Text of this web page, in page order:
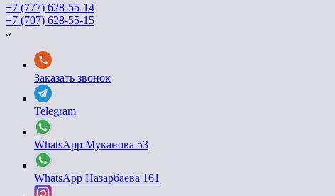
+7 (777) 628-55-14
+7 (707) 628-55-15
Заказать звонок
Telegram
WhatsApp Муканова 53
WhatsApp Назарбаева 161